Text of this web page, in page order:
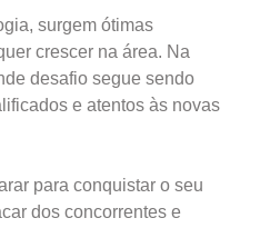
surgem ótimas
crescer na área. Na
desafio segue sendo
e atentos às novas
para conquistar o seu
dos concorrentes e